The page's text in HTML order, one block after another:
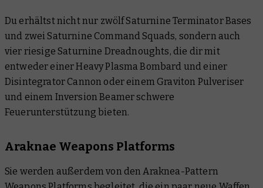
Du erhältst nicht nur zwölf Saturnine Terminator Bases
und zwei Saturnine Command Squads, sondern auch
vier riesige Saturnine Dreadnoughts, die dir mit
entweder einer Heavy Plasma Bombard und einer
Disintegrator Cannon oder einem Graviton Pulveriser
und einem Inversion Beamer schwere
Feuerunterstützung bieten.
Araknae Weapons Platforms
Sie werden außerdem von den Araknea-Pattern